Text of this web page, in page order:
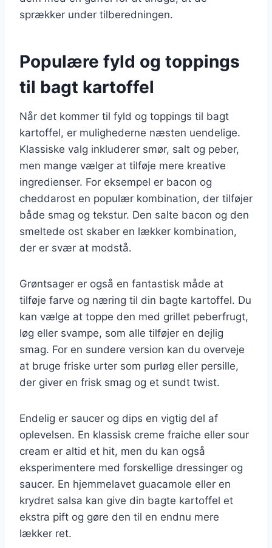
sprækker under tilberedningen.
Populære fyld og toppings
til bagt kartoffel
Når det kommer til fyld og toppings til bagt
kartoffel, er mulighederne næsten uendelige.
Klassiske valg inkluderer smør, salt og peber,
men mange vælger at tilføje mere kreative
ingredienser. For eksempel er bacon og
cheddarost en populær kombination, der tilføjer
både smag og tekstur. Den salte bacon og den
smeltede ost skaber en lækker kombination,
der er svær at modstå.
Grøntsager er også en fantastisk måde at
tilføje farve og næring til din bagte kartoffel. Du
kan vælge at toppe den med grillet peberfrugt,
løg eller svampe, som alle tilføjer en dejlig
smag. For en sundere version kan du overveje
at bruge friske urter som purløg eller persille,
der giver en frisk smag og et sundt twist.
Endelig er saucer og dips en vigtig del af
oplevelsen. En klassisk creme fraiche eller sour
cream er altid et hit, men du kan også
eksperimentere med forskellige dressinger og
saucer. En hjemmelavet guacamole eller en
krydret salsa kan give din bagte kartoffel et
ekstra pift og gøre den til en endnu mere
lækker ret.